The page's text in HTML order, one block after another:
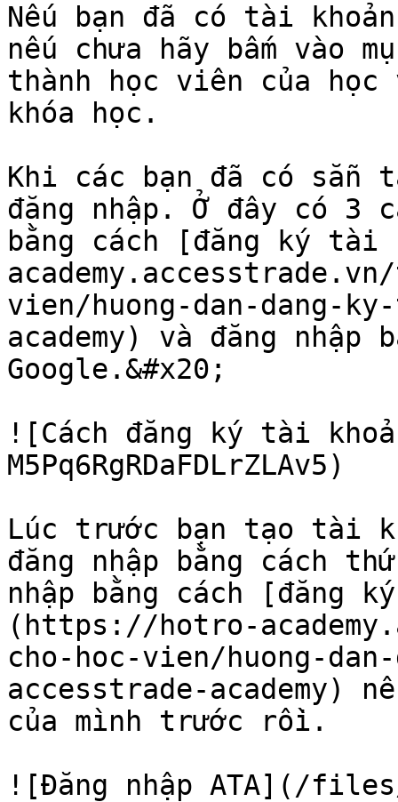
Nếu bạn đã có tài
nếu chưa hãy bấm vào
thành học viên của
khóa học.
Khi các bạn đã có sẵn
đăng nhập. Ở đây có 3
bằng cách [đăng ký
vien/huong-dan-dang-
academy) và đăng nhập
Google.&#x20;
![Cách đăng ký tài
M5Pq6RgRDaFDLrZLAv5)
Lúc trước bạn tạo tài
đăng nhập bằng cách
nhập bằng cách [đăng
(https://hotro-
cho-hoc-vien/huong-
accesstrade-academy)
của mình trước rồi.
![Đăng nhập ATA](/files/-